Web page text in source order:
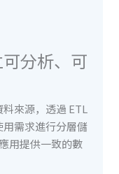
分析、可
來源，透過 ETL
需求進行分層儲
用提供一致的數